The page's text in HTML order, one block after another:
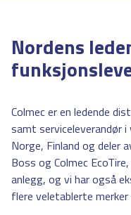
Nordens
Colmec er en ledende
samt serviceleverandør i
Norge, Finland og deler
Boss og Colmec
anlegg, og vi har også
flere veletablerte merker